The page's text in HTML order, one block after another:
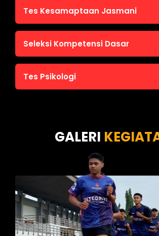
Tes Kesamaptaan Jasmani
Jasmani A (Lari 12 menit)
Jasmani C (Renang)
Seleksi Kompetensi Dasar
Tes Intelegensi Umum
Tes Psikologi
Tes Kepribadian
GALERI